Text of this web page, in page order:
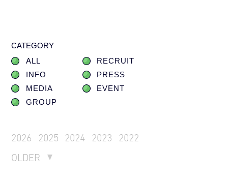
CATEGORY
ALL
RECRUIT
INFO
PRESS
MEDIA
EVENT
GROUP
2026 2025 2024 2023
2022
OLDER